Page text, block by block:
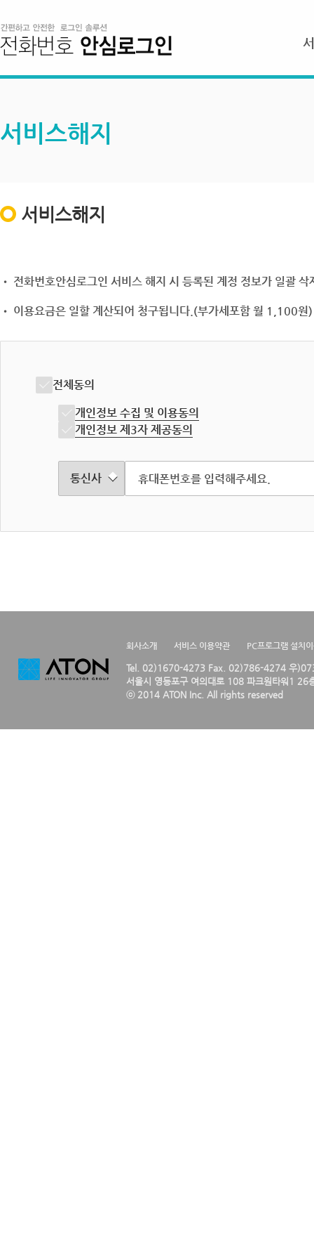
서비스해지
서비스해지
• 전화번호안심로그인 서비스 해지 시 등록된 계정 정보가 일괄
• 이용요금은 일할 계산되어 청구됩니다.(부가세포함 월 1,100원)
전체동의
개인정보 수집 및 이용동의
개인정보 제3자 제공동의
회사소개 서비스 이용약관 PC프로그램 설치
Tel. 02)1670-4273 Fax. 02)786-4274 우
서울시 영등포구 여의대로 108 파크원타워1 26
ⓒ 2014 ATON Inc. All rights reserved